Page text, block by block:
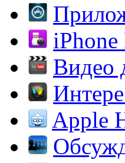
Видео
Apple